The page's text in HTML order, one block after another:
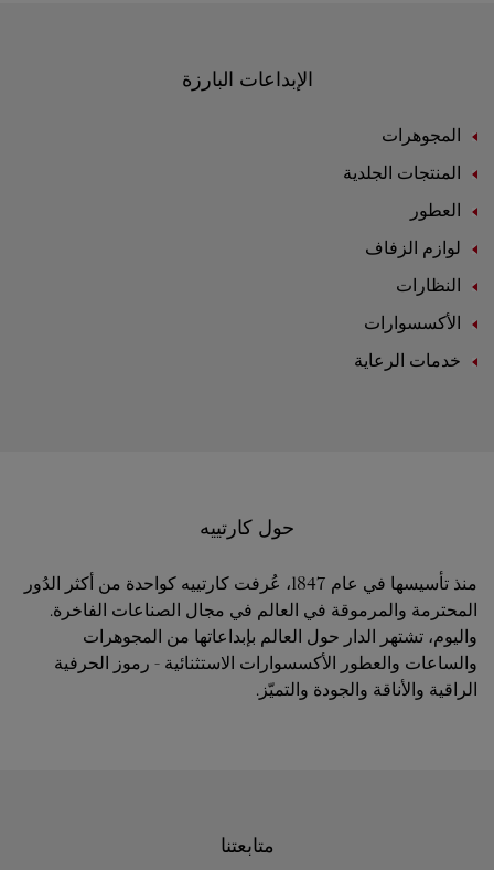
الإبداعات البارزة
المجوهرات
المنتجات الجلدية
العطور
لوازم الزفاف
النظارات
الأكسسوارات
خدمات الرعاية
حول كارتييه
منذ تأسيسها في عام 1847، عُرفت كارتييه كواحدة من أكثر الدُور
المحترمة والمرموقة في العالم في مجال الصناعات الفاخرة.
واليوم، تشتهر الدار حول العالم بإبداعاتها من المجوهرات
والساعات والعطور الأكسسوارات الاستثنائية - رموز الحرفية
الراقية والأناقة والجودة والتميّز.
متابعتنا